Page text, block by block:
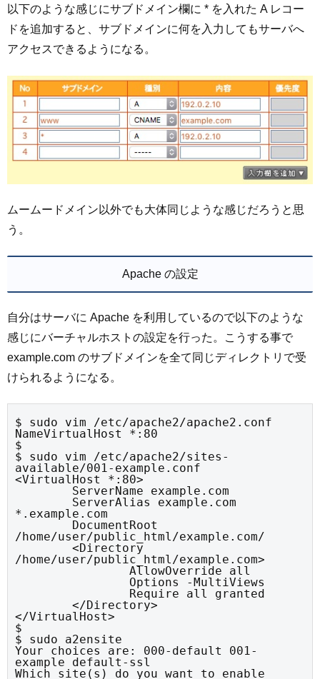
以下のような感じにサブドメイン欄に * を入れた A レコー
ドを追加すると、サブドメインに何を入力してもサーバへ
アクセスできるようになる。
ムームードメイン以外でも大体同じような感じだろうと思
う。
Apache の設定
自分はサーバに Apache を利用しているので以下のような
感じにバーチャルホストの設定を行った。こうする事で
example.com のサブドメインを全て同じディレクトリで受
けられるようになる。
$ sudo vim /etc/apache2/apache2.conf
NameVirtualHost *:80
$
$ sudo vim /etc/apache2/sites-
available/001-example.conf
<VirtualHost *:80>
*.example.com
/home/user/public_html/example.com/
/home/user/public_html/example.com>
</VirtualHost>
$
$ sudo a2ensite
Your choices are: 000-default 001-
example default-ssl
Which site(s) do you want to enable